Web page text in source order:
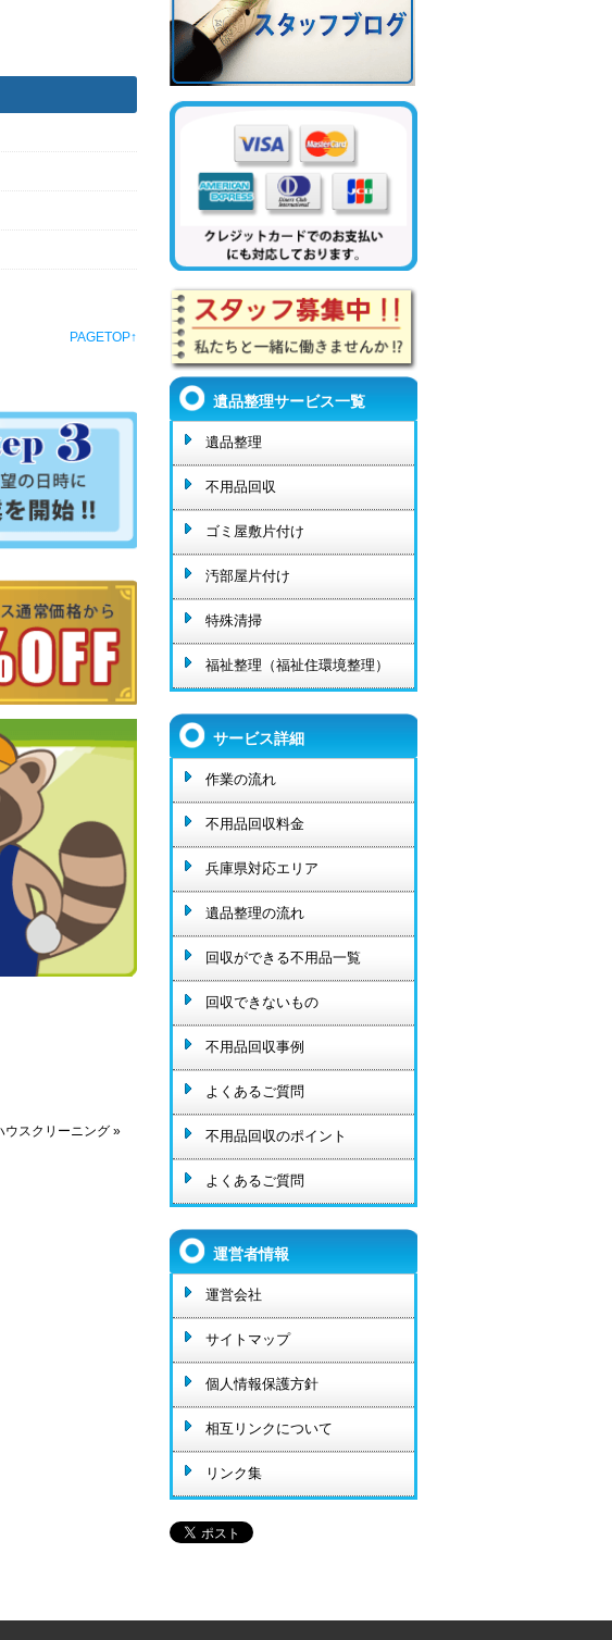
PAGETOP↑
ウスクリーニング »
遺品整理サービス一覧
遺品整理
不用品回収
ゴミ屋敷片付け
汚部屋片付け
特殊清掃
福祉整理（福祉住環境整理）
サービス詳細
作業の流れ
不用品回収料金
兵庫県対応エリア
遺品整理の流れ
回収ができる不用品一覧
回収できないもの
不用品回収事例
よくあるご質問
不用品回収のポイント
よくあるご質問
運営者情報
運営会社
サイトマップ
個人情報保護方針
相互リンクについて
リンク集